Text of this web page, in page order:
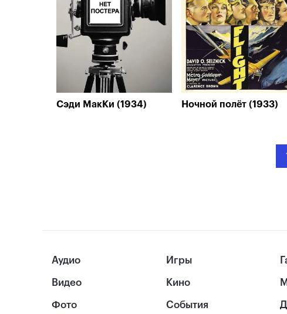
Сэди МакКи (1934) Ночной полёт (1933)
Аудио
Видео
Фото
Игры
Кино
События